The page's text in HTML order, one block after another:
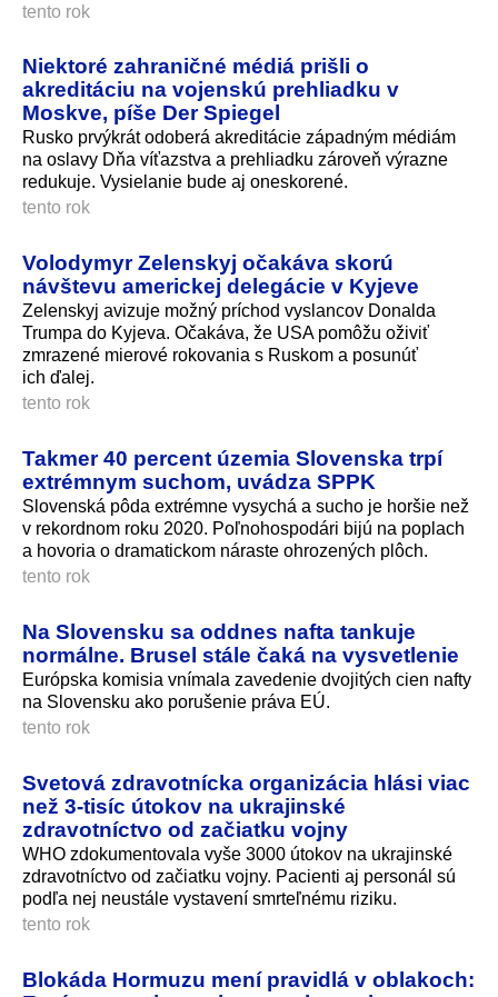
tento rok
Niektoré zahraničné médiá prišli o
akreditáciu na vojenskú prehliadku v
Moskve, píše Der Spiegel
Rusko prvýkrát odoberá akreditácie západným médiám
na oslavy Dňa víťazstva a prehliadku zároveň výrazne
redukuje. Vysielanie bude aj oneskorené.
tento rok
Volodymyr Zelenskyj očakáva skorú
návštevu americkej delegácie v Kyjeve
Zelenskyj avizuje možný príchod vyslancov Donalda
Trumpa do Kyjeva. Očakáva, že USA pomôžu oživiť
zmrazené mierové rokovania s Ruskom a posunúť
ich ďalej.
tento rok
Takmer 40 percent územia Slovenska trpí
extrémnym suchom, uvádza SPPK
Slovenská pôda extrémne vysychá a sucho je horšie než
v rekordnom roku 2020. Poľnohos­podári bijú na poplach
a hovoria o dramatickom náraste ohrozených plôch.
tento rok
Na Slovensku sa oddnes nafta tankuje
normálne. Brusel stále čaká na vysvetlenie
Európska komisia vnímala zavedenie dvojitých cien nafty
na Slovensku ako porušenie práva EÚ.
tento rok
Svetová zdravotnícka organizácia hlási viac
než 3-tisíc útokov na ukrajinské
zdravotníctvo od začiatku vojny
WHO zdokumentovala vyše 3000 útokov na ukrajinské
zdravotníctvo od začiatku vojny. Pacienti aj personál sú
podľa nej neustále vystavení smrteľnému riziku.
tento rok
Blokáda Hormuzu mení pravidlá v oblakoch: